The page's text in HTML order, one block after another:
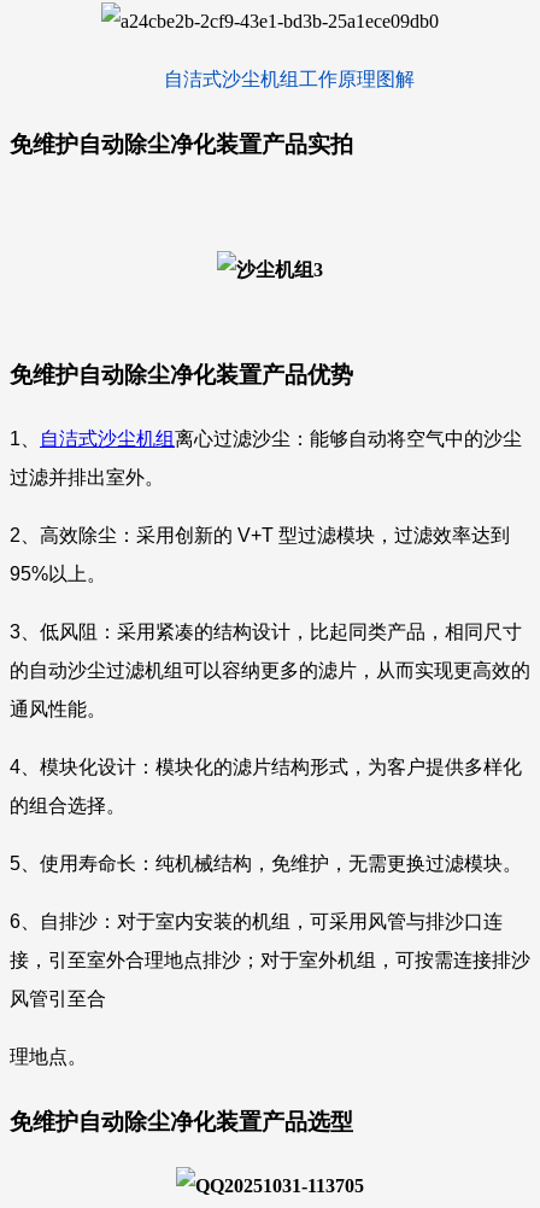
自洁式沙尘机组工作原理图解
免维护自动除尘净化装置产品实拍
免维护自动除尘净化装置产品优势
1、 自洁式沙尘机组离心过滤沙尘：能够自动将空气中的沙尘
过滤并排出室外。
2、高效除尘：采用创新的 V+T 型过滤模块，过滤效率达到
95%以上。
3、低风阻：采用紧凑的结构设计，比起同类产品，相同尺寸
的自动沙尘过滤机组可以容纳更多的滤片，从而实现更高效的
通风性能。
4、模块化设计：模块化的滤片结构形式，为客户提供多样化
的组合选择。
5、使用寿命长：纯机械结构，免维护，无需更换过滤模块。
6、自排沙：对于室内安装的机组，可采用风管与排沙口连
接， 引至室外合理地点排沙；对于室外机组，可按需连接排沙
风管引至合
理地点。
免维护自动除尘净化装置产品选型